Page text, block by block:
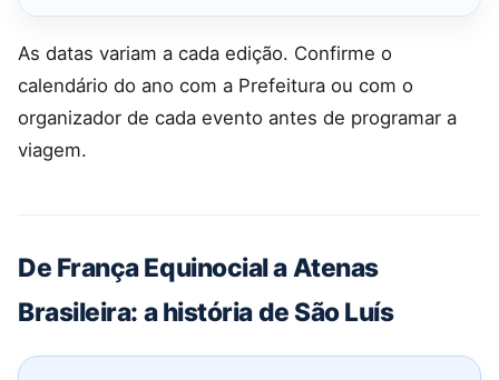
As datas variam a cada edição. Confirme o
calendário do ano com a Prefeitura ou com o
organizador de cada evento antes de programar a
viagem.
De França Equinocial a Atenas
Brasileira: a história de São Luís